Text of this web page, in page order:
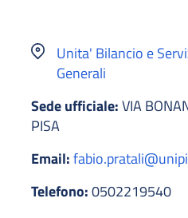
Unita' Bilancio e
Generali
Sede ufficiale:VIA
PISA
Email:
Telefono:0502219540